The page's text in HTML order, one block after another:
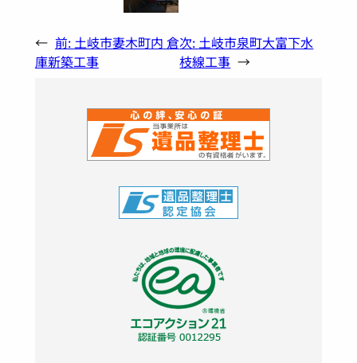
← 前:土岐市妻木町内 倉
庫新築工事
次:土岐市泉町大富下水
枝線工事 →